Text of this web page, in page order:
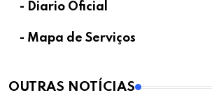
- Diario Oficial
- Mapa de Serviços
OUTRAS NOTÍCIAS